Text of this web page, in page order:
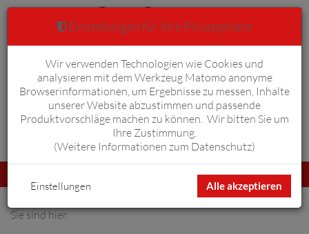
Anmelden Warenkorb 0
umschalten
Sie sind hier:
Einstellungen für Ihre Privatsphäre
Wir verwenden Technologien wie Cookies und
analysieren mit dem Werkzeug Matomo anonyme
Browserinformationen, um Ergebnisse zu messen, Inhalte
unserer Website abzustimmen und passende
Produktvorschläge machen zu können. Wir bitten Sie um
Ihre Zustimmung.
(Weitere Informationen zum Datenschutz)
Alle akzeptieren
Einstellungen